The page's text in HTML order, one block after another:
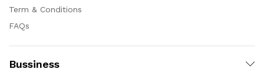
Term & Conditions
FAQs
Bussiness